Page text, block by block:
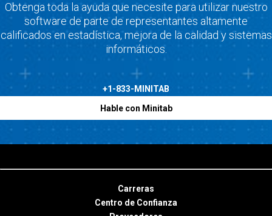
Obtenga toda la ayuda que necesite para utilizar nuestro
software de parte de representantes altamente
calificados en estadística, mejora de la calidad y sistemas
informáticos.
+1-833-MINITAB
Hable con Minitab
Carreras
Centro de Confianza